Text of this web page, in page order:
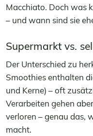
Macchiato. Doch was
– und wann sind sie
Supermarkt vs.
Der Unterschied zu
Smoothies enthalten
und Kerne) – oft
Verarbeiten gehen aber
verloren – genau das,
macht.